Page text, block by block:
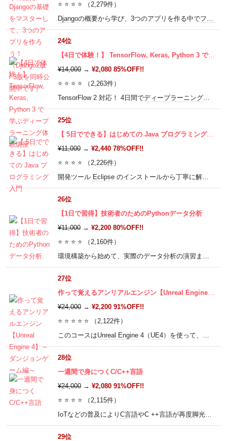
⭐ ⭐ ⭐ ⭐ （2,279件）
Djangoの概要から学び、3つのアプリを作る中でフレームワーク
24位
【4日で体験！】 TensorFlow, Keras, Python 3 で学ぶディープラーニング体験講座
¥14,000→ ¥2,080 85%OFF!!
⭐ ⭐ ⭐ ⭐ （2,263件）
TensorFlow 2 対応！ 4日間でディープラーニングを体験
25位
【 5日でできる】はじめての Java プログラミング入門
¥11,000→ ¥2,440 78%OFF!!
⭐ ⭐ ⭐ ⭐ （2,226件）
開発ツール Eclipseのインストールから丁寧に解説し、一人でも最後までつまずかずに
26位
【1日で習得】技術者のためのPythonデータ分析
¥11,000→ ¥2,200 80%OFF!!
⭐ ⭐ ⭐ ⭐ （2,160件）
環境構築から始めて、実際のデータ分析の演習まで包括的に学習する
27位
作って覚えるアンリアルエンジン【Unreal Engine 4】～ダンジョンゲーム編～
¥24,000→ ¥2,200 91%OFF!!
⭐ ⭐ ⭐ ⭐ ⭐ （2,122件）
このコースはUnreal Engine4（ UE4）を使って、ゼロからゲームを作ります。 ちょっとかわいい（？）アワード博士があやしい地下遺跡を探索するダンジョンゲームを作りながら ゲーム制作の流れを学んでいきましょう！
28位
一週間で身につくC/C++言語
¥24,000→ ¥2,080 91%OFF!!
⭐ ⭐ ⭐ ⭐ （2,115件）
IoTなどの普及により C言語やC ++言語が再度脚光を浴びています。UnrealEngine等のゲーム開発やビジネスの場面で役立つC ++、
29位